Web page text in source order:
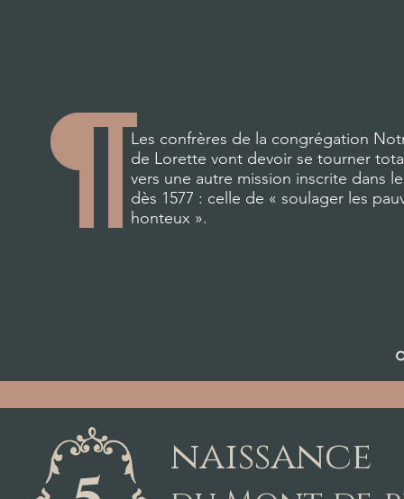
Les confrères de la congrégation
de Lorette vont devoir se tourner
vers une autre mission inscrite dans
dès 1577 : celle de « soulager les
honteux ».
naissance